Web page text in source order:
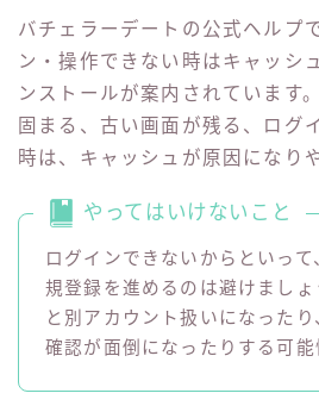
バチェラーデートの公式ヘルプ
ン・操作できない時はキャッシ
ンストールが案内されています
固まる、古い画面が残る、ログ
時は、キャッシュが原因になり
やってはいけないこと
ログインできないからといっ
規登録を進めるのは避けましょ
と別アカウント扱いになった
確認が面倒になったりする可能